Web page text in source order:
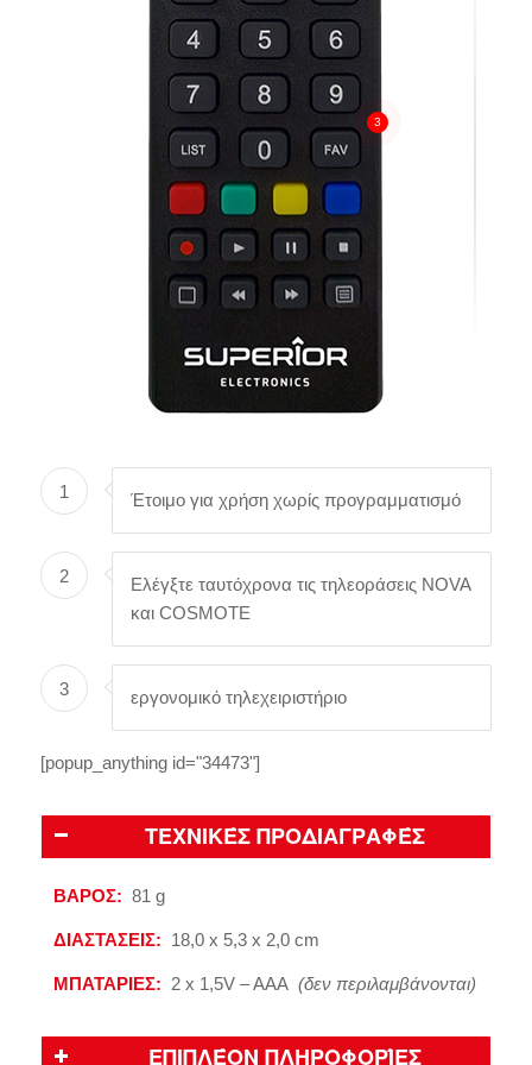
3
1 Έτοιμο για χρήση χωρίς προγραμματισμό
2
Ελέγξτε ταυτόχρονα τις τηλεοράσεις NOVA
και COSMOTE
3 εργονομικό τηλεχειριστήριο
[popup_anything id="34473"]
ΤΕΧΝΙΚΈΣ ΠΡΟΔΙΑΓΡΑΦΈΣ
ΒΑΡΟΣ: 81 g
ΔΙΑΣΤΑΣΕΙΣ: 18,0 x 5,3 x 2,0 cm
ΜΠΑΤΑΡΙΕΣ: 2 x 1,5V – AAA (δεν περιλαμβάνονται)
ΕΠΙΠΛΈΟΝ ΠΛΗΡΟΦΟΡΊΕΣ